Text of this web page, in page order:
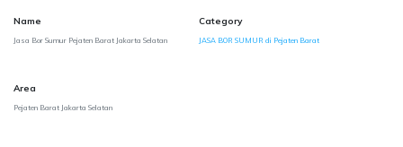
Name
Jasa Bor Sumur Pejaten Barat Jakarta Selatan
Category
JASA BOR SUMUR di Pejaten Barat
Area
Pejaten Barat Jakarta Selatan